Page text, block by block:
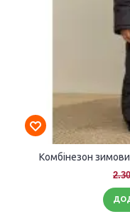
Комбінезон